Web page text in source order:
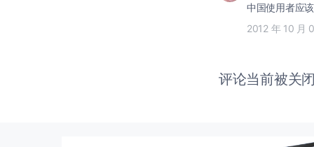
中国使用者应
2012 年 10 月
评论当前被关闭